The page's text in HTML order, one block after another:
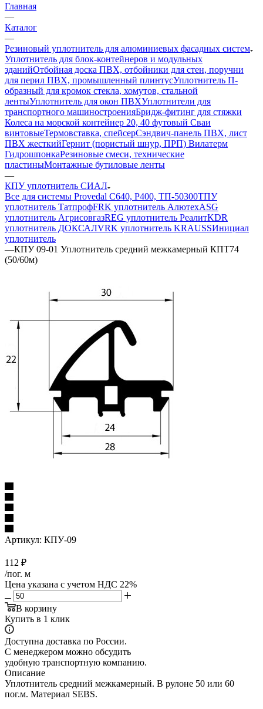
Главная
—
Каталог
—
Резиновый уплотнитель для алюминиевых фасадных систем
Уплотнитель для блок-контейнеров и модульных
зданийОтбойная доска ПВХ, отбойники для стен, поручни
для перил ПВХ, промышленный плинтусУплотнитель П-
образный для кромок стекла, хомутов, стальной
лентыУплотнитель для окон ПВХУплотнители для
транспортного машиностроенияБридж-фитинг для стяжки
Колеса на морской контейнер 20, 40 футовый Сваи
винтовыеТермовставка, спейсерСэндвич-панель ПВХ, лист
ПВХ жесткийГернит (пористый шнур, ПРП) Вилатерм
ГидрошпонкаРезиновые смеси, технические
пластиныМонтажные бутиловые ленты
—
КПУ уплотнитель СИАЛ
Все для системы Provedal С640, Р400, ТП-50300ТПУ
уплотнитель ТатпрофFRK уплотнитель АлютехASG
уплотнитель АгрисовгазREG уплотнитель РеалитKDR
уплотнитель ДОКСАЛVRK уплотнитель KRAUSSИнициал
уплотнитель
—КПУ 09-01 Уплотнитель средний межкамерный КПТ74
(50/60м)
Артикул: КПУ-09
112 ₽
/пог. м
Цена указана с учетом НДС 22%
В корзину
Купить в 1 клик
Доступна доставка по России.
С менеджером можно обсудить
удобную транспортную компанию.
Описание
Уплотнитель средний межкамерный. В рулоне 50 или 60
пог.м. Материал SEBS.